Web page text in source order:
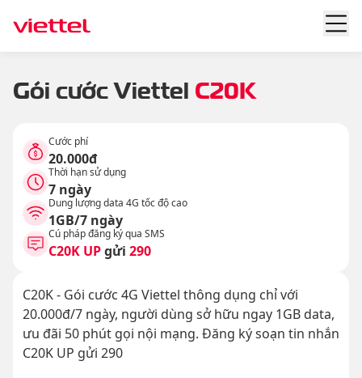
Gói cước Viettel C20K
Cước phí
20.000đ
Thời hạn sử dụng
7 ngày
Dung lượng data 4G tốc độ cao
1GB/7 ngày
Cú pháp đăng ký qua SMS
C20K UPgửi 290
C20K - Gói cước 4G Viettel thông dụng chỉ với
20.000đ/7 ngày, người dùng sở hữu ngay 1GB data,
ưu đãi 50 phút gọi nội mạng. Đăng ký soạn tin nhắn
C20K UP gửi 290